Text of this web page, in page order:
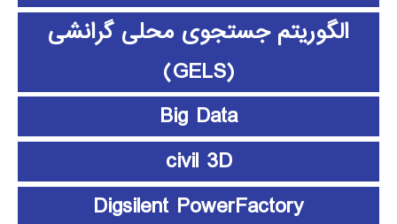
الگوریتم جستجوی محلی گرانشی
(GELS)
Big Data
civil 3D
Digsilent PowerFactory